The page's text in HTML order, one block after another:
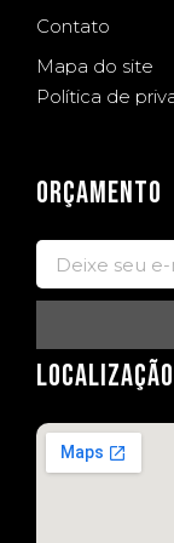
Contato
Mapa do site
Política de
ORÇAMENTO
LOCALIZAÇÃO